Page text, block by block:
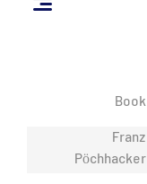
Book
Franz
Pöchhacker